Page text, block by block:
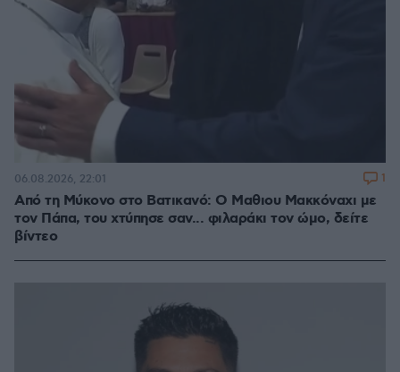
Από τη Μύκονο στο Βατικανό: Ο Μαθιου Μακκόναχι με
τον Πάπα, του χτύπησε σαν... φιλαράκι τον ώμο, δείτε
βίντεο
06.08.2026, 22:01 1